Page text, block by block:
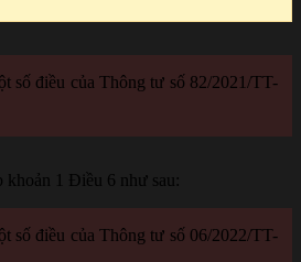
số điều của Thông tư số 82/2021/TT-
khoản 1 Điều 6 như sau:
số điều của Thông tư số 06/2022/TT-